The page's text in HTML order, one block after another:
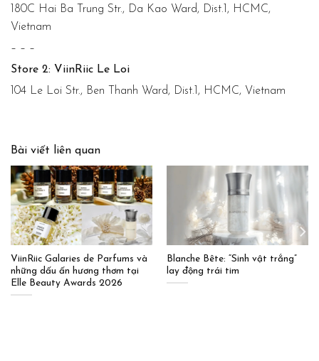
180C Hai Ba Trung Str., Da Kao Ward, Dist.1, HCMC,
Vietnam
– – –
Store 2: ViinRiic Le Loi
104 Le Loi Str., Ben Thanh Ward, Dist.1, HCMC, Vietnam
Bài viết liên quan
ViinRiic Galaries de Parfums và
những dấu ấn hương thơm tại
Elle Beauty Awards 2026
Blanche Bête: “Sinh vật trắng”
lay động trái tim